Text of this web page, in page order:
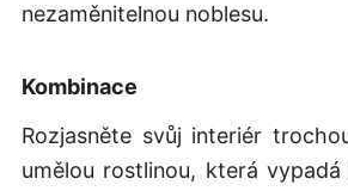
nezaměnitelnou noblesu.
Kombinace
Rozjasněte svůj interiér
umělou rostlinou, která